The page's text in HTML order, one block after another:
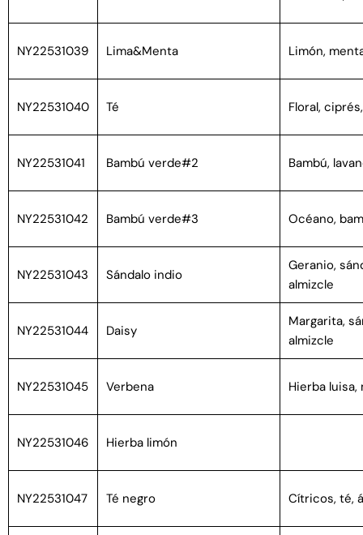
NY22531039 Lima&Menta Limón,
NY22531040 Té Floral,
NY22531041 Bambú verde#2 Bambú,
NY22531042 Bambú verde#3 Océano,
NY22531043 Sándalo indio
Geranio,
almizcle
NY22531044 Daisy
Margarita,
almizcle
NY22531045 Verbena Hierba luisa,
NY22531046 Hierba limón
NY22531047 Té negro Cítricos, té,